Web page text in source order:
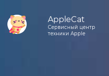
AppleCat
Сервисный центр
техники Apple